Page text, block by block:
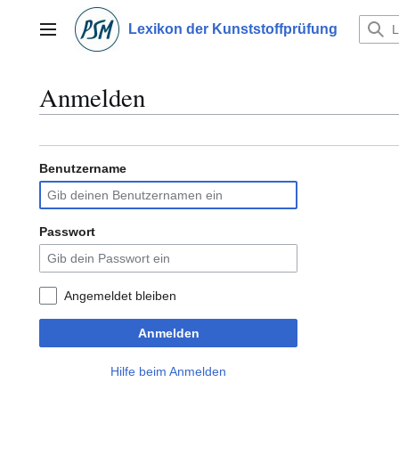
springenHauptmenü Lexikon der Kunststoffprüfung
Anmelden
Benutzername
Passwort
Angemeldet bleiben
Anmelden
Hilfe beim Anmelden